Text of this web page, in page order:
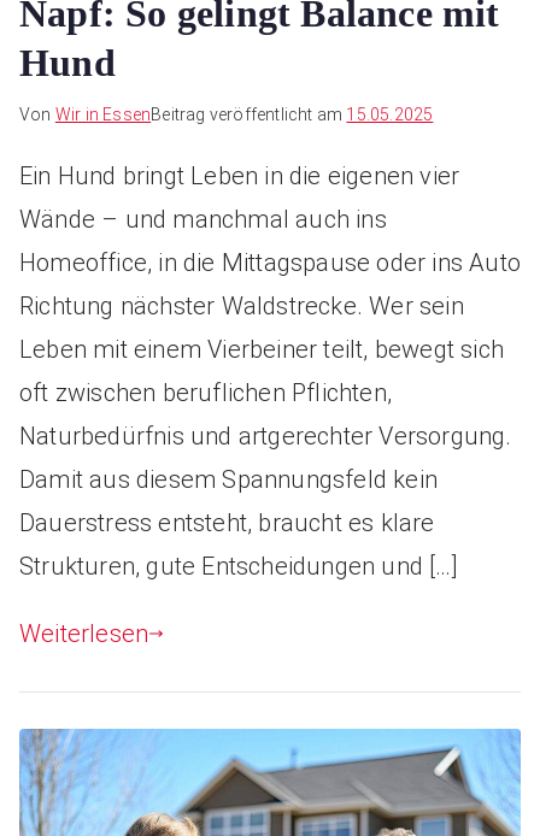
Napf: So gelingt Balance mit
Hund
Von Wir in EssenBeitrag veröffentlicht am 15.05.2025
Ein Hund bringt Leben in die eigenen vier
Wände – und manchmal auch ins
Homeoffice, in die Mittagspause oder ins Auto
Richtung nächster Waldstrecke. Wer sein
Leben mit einem Vierbeiner teilt, bewegt sich
oft zwischen beruflichen Pflichten,
Naturbedürfnis und artgerechter Versorgung.
Damit aus diesem Spannungsfeld kein
Dauerstress entsteht, braucht es klare
Strukturen, gute Entscheidungen und […]
Weiterlesen